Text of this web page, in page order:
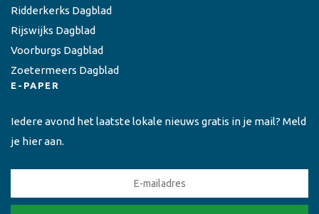
Ridderkerks Dagblad
Rijswijks Dagblad
Voorburgs Dagblad
Zoetermeers Dagblad
E-PAPER
Iedere avond het laatste lokale nieuws gratis in je mail? Meld
je hier aan.